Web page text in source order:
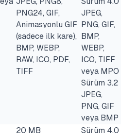
PNG24, GIF,
Animasyonlu GIF
(sadece ilk kare),
BMP, WEBP,
RAW, ICO, PDF,
TIFF
JPEG,
PNG, GIF,
BMP,
WEBP,
ICO, TIFF
veya MPO
Sürüm 3.2
JPEG,
PNG, GIF
veya BMP
20 MB
Sürüm 4.0